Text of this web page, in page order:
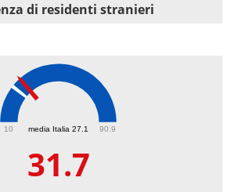
di residenti stranieri
media Italia 27.1
10 90.9
31.7